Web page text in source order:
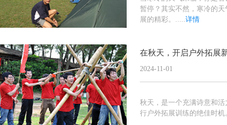
暂停？其实不然，寒冷的
展的精彩。.....详情
在秋天，开启户外拓展
2024-11-01
秋天，是一个充满诗意和
行户外拓展训练​的绝佳时机